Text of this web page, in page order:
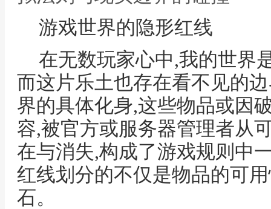
游戏世界的隐形红线
在无数玩家心中,我的世界
而这片乐土也存在看不见的
界的具体化身,这些物品或因
容,被官方或服务器管理者从
在与消失,构成了游戏规则中
红线划分的不仅是物品的可
石。